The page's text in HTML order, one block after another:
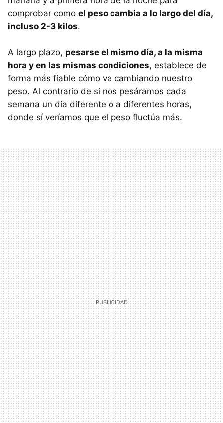
comprobar como el peso cambia a lo largo del día,
incluso 2-3 kilos.
A largo plazo, pesarse el mismo día, a la misma
hora y en las mismas condiciones, establece de
forma más fiable cómo va cambiando nuestro
peso. Al contrario de si nos pesáramos cada
semana un día diferente o a diferentes horas,
donde sí veríamos que el peso fluctúa más.